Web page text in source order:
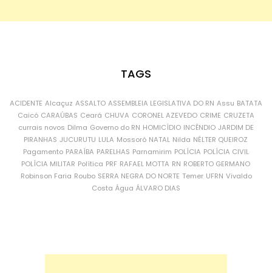
TAGS
ACIDENTE Alcaçuz ASSALTO ASSEMBLEIA LEGISLATIVA DO RN Assu BATATA
Caicó CARAÚBAS Ceará CHUVA CORONEL AZEVEDO CRIME CRUZETA
currais novos Dilma Governo do RN HOMICÍDIO INCÊNDIO JARDIM DE
PIRANHAS JUCURUTU LULA Mossoró NATAL Nilda NÉLTER QUEIROZ
Pagamento PARAÍBA PARELHAS Parnamirim POLÍCIA POLÍCIA CIVIL
POLÍCIA MILITAR Política PRF RAFAEL MOTTA RN ROBERTO GERMANO
Robinson Faria Roubo SERRA NEGRA DO NORTE Temer UFRN Vivaldo
Costa Água ÁLVARO DIAS